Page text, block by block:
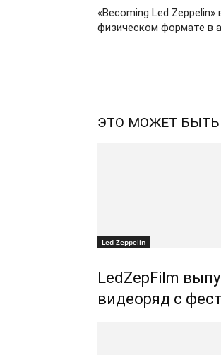
«Becoming Led
физическом формате в
ЭТО МОЖЕТ БЫТЬ
Led Zeppelin
LedZepFilm
видеоряд с